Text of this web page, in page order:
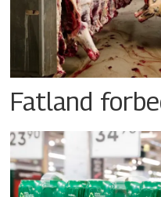
Fatland